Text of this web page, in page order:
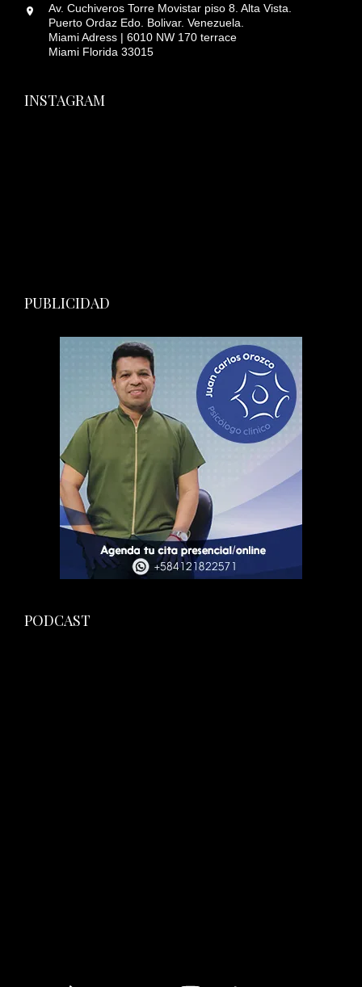
Av. Cuchiveros Torre Movistar piso 8. Alta Vista.
Puerto Ordaz Edo. Bolivar. Venezuela.
Miami Adress | 6010 NW 170 terrace
Miami Florida 33015
INSTAGRAM
PUBLICIDAD
PODCAST